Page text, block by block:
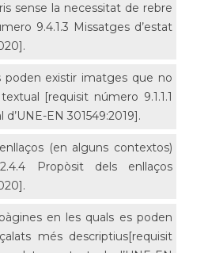
sense la necessitat de rebre
9.4.1.3 Missatges d’estat
poden existir imatges que no
[requisit número 9.1.1.1
EN 301549:2019].
(en alguns contextos)
Propòsit dels enllaços
en les quals es poden
més descriptius[requisit